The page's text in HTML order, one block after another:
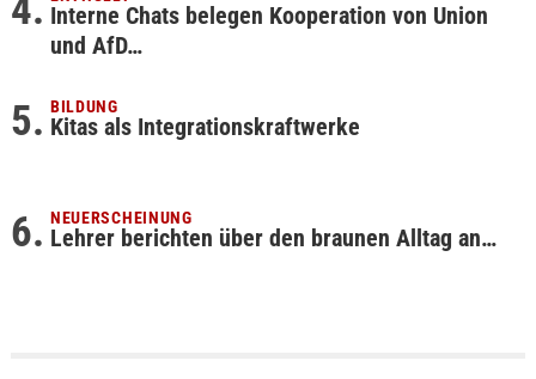
Interne Chats belegen Kooperation von Union
und AfD…
BILDUNG
Kitas als Integrationskraftwerke
NEUERSCHEINUNG
Lehrer berichten über den braunen Alltag an…